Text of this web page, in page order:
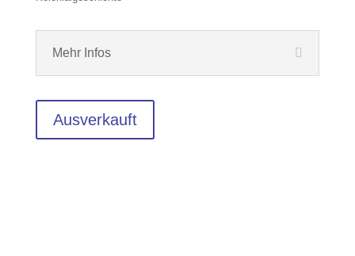
Mehr Infos
Ausverkauft